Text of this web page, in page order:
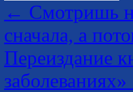
← Смотришь
сначала, а
Переиздание
заболеваниях»